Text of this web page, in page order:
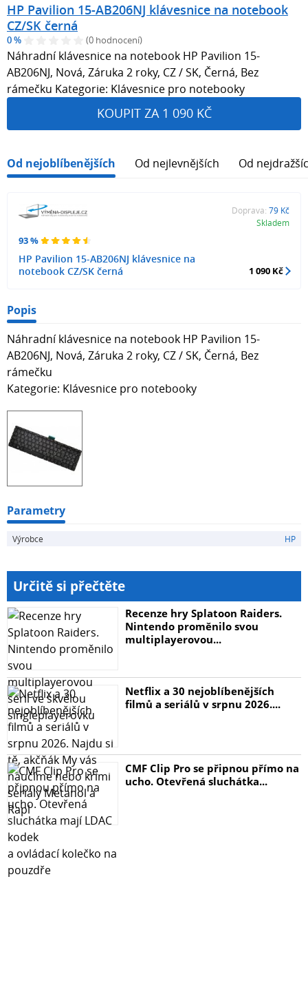
HP Pavilion 15-AB206NJ klávesnice na notebook
CZ/SK černá
0 % (0 hodnocení)
Náhradní klávesnice na notebook HP Pavilion 15-
AB206NJ, Nová, Záruka 2 roky, CZ / SK, Černá, Bez
rámečku Kategorie: Klávesnice pro notebooky
KOUPIT ZA 1 090 KČ
Od nejoblíbenějších Od nejlevnějších Od
93 %
HP Pavilion 15-AB206NJ klávesnice na
notebook CZ/SK černá
Doprava: 79 Kč
Skladem
1 090 Kč
Popis
Náhradní klávesnice na notebook HP Pavilion 15-
AB206NJ, Nová, Záruka 2 roky, CZ / SK, Černá, Bez
rámečku
Kategorie: Klávesnice pro notebooky
Parametry
Výrobce HP
Určitě si přečtěte
Recenze hry Splatoon Raiders.
Nintendo proměnilo svou
multiplayerovou...
Netflix a 30 nejoblíbenějších
filmů a seriálů v srpnu 2026....
CMF Clip Pro se připnou přímo na
ucho. Otevřená sluchátka...